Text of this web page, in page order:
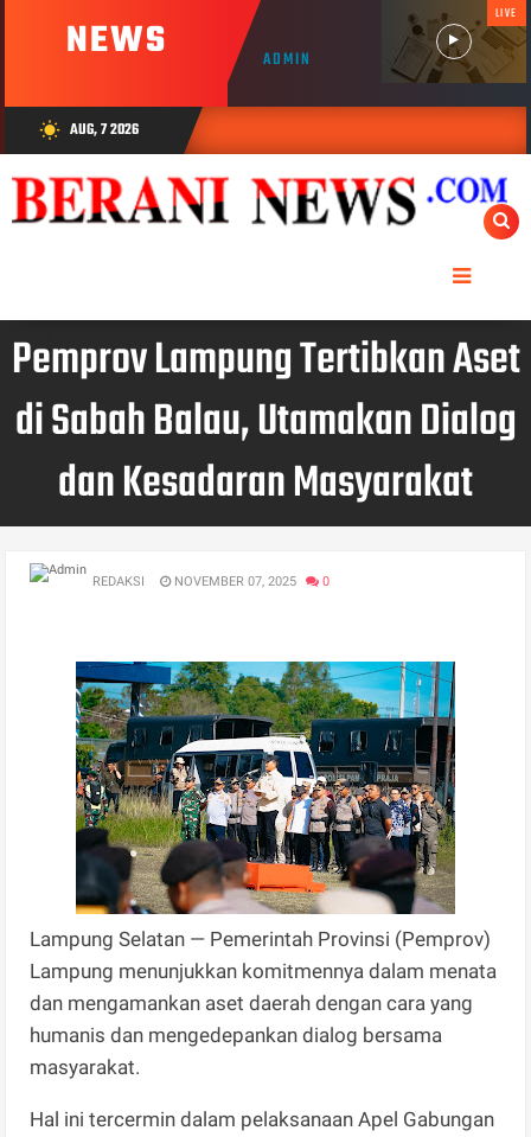
NEWS ADMIN
LIVE
wb_sunny AUG, 7 2026
Pemprov Lampung Tertibkan Aset
di Sabah Balau, Utamakan Dialog
dan Kesadaran Masyarakat
REDAKSI NOVEMBER 07, 2025 0
Lampung Selatan — Pemerintah Provinsi (Pemprov)
Lampung menunjukkan komitmennya dalam menata
dan mengamankan aset daerah dengan cara yang
humanis dan mengedepankan dialog bersama
masyarakat.
Hal ini tercermin dalam pelaksanaan Apel Gabungan